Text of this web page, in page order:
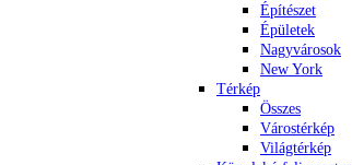
Építészet
Épületek
Nagyvárosok
New York
Térkép
Összes
Várostérkép
Világtérkép